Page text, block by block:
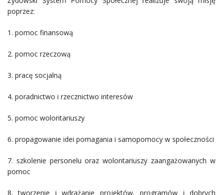
poprzez:
1. pomoc finansową
2. pomoc rzeczową
3. pracę socjalną
4. poradnictwo i rzecznictwo interesów
5. pomoc wolontariuszy
6. propagowanie idei pomagania i samopomocy w społeczności
7. szkolenie personelu oraz wolontariuszy zaangażowanych w
pomoc
8. tworzenie i wdrażanie projektów, programów i dobrych